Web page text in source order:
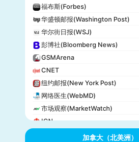
福布斯(Forbes)
华盛顿邮报(Washington Post)
华尔街日报(WSJ)
彭博社(Bloomberg News)
GSMArena
CNET
纽约邮报(New York Post)
网络医生(WebMD)
市场观察(MarketWatch)
IGN
加拿大（北美洲）